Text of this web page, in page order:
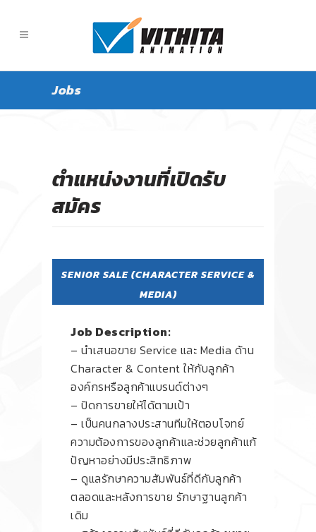
Jobs
ตำแหน่งงานที่เปิดรับ
สมัคร
SENIOR SALE (CHARACTER SERVICE &
MEDIA)
Job Description:
– นำเสนอขาย Service และ Media ด้าน
Character & Content ให้กับลูกค้า
องค์กรหรือลูกค้าแบรนด์ต่างๆ
– ปิดการขายให้ได้ตามเป้า
– เป็นคนกลางประสานทีมให้ตอบโจทย์
ความต้องการของลูกค้าและช่วยลูกค้าแก้
ปัญหาอย่างมีประสิทธิภาพ
– ดูแลรักษาความสัมพันธ์ที่ดีกับลูกค้า
ตลอดและหลังการขาย รักษาฐานลูกค้า
เดิม